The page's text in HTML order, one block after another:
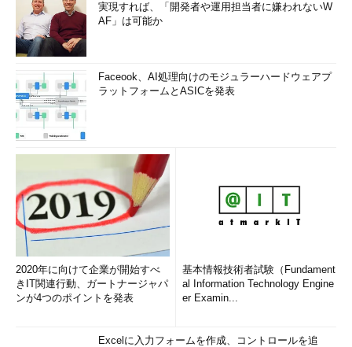
実現すれば、「開発者や運用担当者に嫌われないW
AF」は可能か
Faceook、AI処理向けのモジュラーハードウェアプ
ラットフォームとASICを発表
2020年に向けて企業が開始すべ
きIT関連行動、ガートナージャパ
ンが4つのポイントを発表
基本情報技術者試験（Fundament
al Information Technology Engine
er Examin...
Excelに入力フォームを作成、コントロールを追